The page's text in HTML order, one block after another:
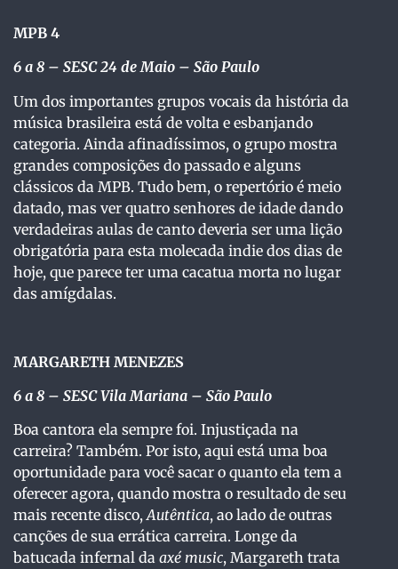
MPB 4
6 a 8 – SESC 24 de Maio – São Paulo
Um dos importantes grupos vocais da história da
música brasileira está de volta e esbanjando
categoria. Ainda afinadíssimos, o grupo mostra
grandes composições do passado e alguns
clássicos da MPB. Tudo bem, o repertório é meio
datado, mas ver quatro senhores de idade dando
verdadeiras aulas de canto deveria ser uma lição
obrigatória para esta molecada indie dos dias de
hoje, que parece ter uma cacatua morta no lugar
das amígdalas.
MARGARETH MENEZES
6 a 8 – SESC Vila Mariana – São Paulo
Boa cantora ela sempre foi. Injustiçada na
carreira? Também. Por isto, aqui está uma boa
oportunidade para você sacar o quanto ela tem a
oferecer agora, quando mostra o resultado de seu
mais recente disco,Autêntica, ao lado de outras
canções de sua errática carreira. Longe da
batucada infernal da axé music, Margareth trata